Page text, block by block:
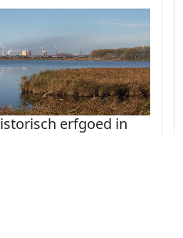
erfgoed in